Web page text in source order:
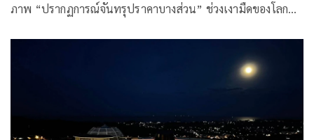
ภาพ “ปรากฏการณ์จันทรุปราคาบางส่วน” ช่วงเงามืดของโลกบัง